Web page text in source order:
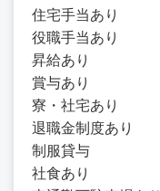
住宅手当あり
役職手当あり
昇給あり
賞与あり
寮・社宅あり
退職金制度あり
制服貸与
社食あり